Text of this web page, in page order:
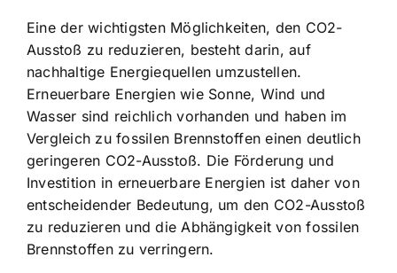
Eine der wichtigsten Möglichkeiten, den CO2-
Ausstoß zu reduzieren, besteht darin, auf
nachhaltige Energiequellen umzustellen.
Erneuerbare Energien wie Sonne, Wind und
Wasser sind reichlich vorhanden und haben im
Vergleich zu fossilen Brennstoffen einen deutlich
geringeren CO2-Ausstoß. Die Förderung und
Investition in erneuerbare Energien ist daher von
entscheidender Bedeutung, um den CO2-Ausstoß
zu reduzieren und die Abhängigkeit von fossilen
Brennstoffen zu verringern.